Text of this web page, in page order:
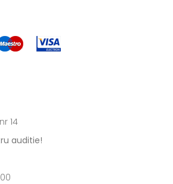
14
auditie!